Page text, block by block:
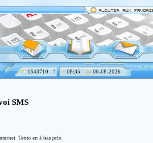
1543710 08:35 06-08-2026
SMS
Texto en à bas prix